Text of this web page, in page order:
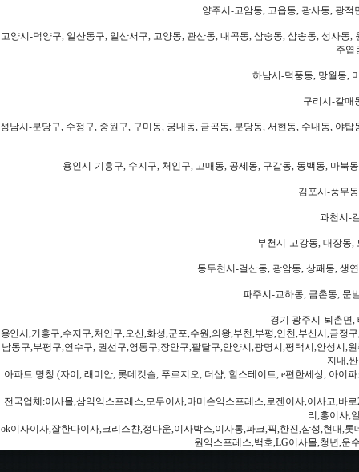
양주시-고암동, 고읍동, 광사동, 광
고양시-덕양구, 일산동구, 일산서구, 고양동, 관산동, 내곡동, 삼숭동, 삼송동, 성사
주엽
하남시-덕풍동, 망월동,
구리시-갈매
성남시-분당구, 수정구, 중원구, 구미동, 궁내동, 금곡동, 분당동, 서현동, 수내동, 야
용인시-기흥구, 수지구, 처인구, 고매동, 공세동, 구갈동, 동백동, 마북
김포시-풍무
과천시-
부천시-고강동, 대장동,
동두천시-걸산동, 광암동, 상패동, 생
파주시-교하동, 금촌동, 문
경기 광주시-퇴촌면,
용인시,기흥구,수지구,처인구,오산,화성,군포,수원,의왕,부천,부평,인천,부산시,금
남동구,부평구,연수구, 권선구,영통구,장안구,팔달구,안양시,광명시,평택시,안성시,
지내,
아파트 명칭 (자이, 래미안, 롯데캣슬, 푸르지오, 더샵, 힐스테이트, e편한세상, 아이
전국업체:이사몰,삼익익스프레스,모두이사,마미손익스프레스,로젠이사,이사고,바
리,홍이사,
ok이사이사,잘한다이사,크리스챤,정다운,이사박스,이사통,파크,픽,한진,삼성,현대,
원익스프레스,백호,LG이사몰,청년,운